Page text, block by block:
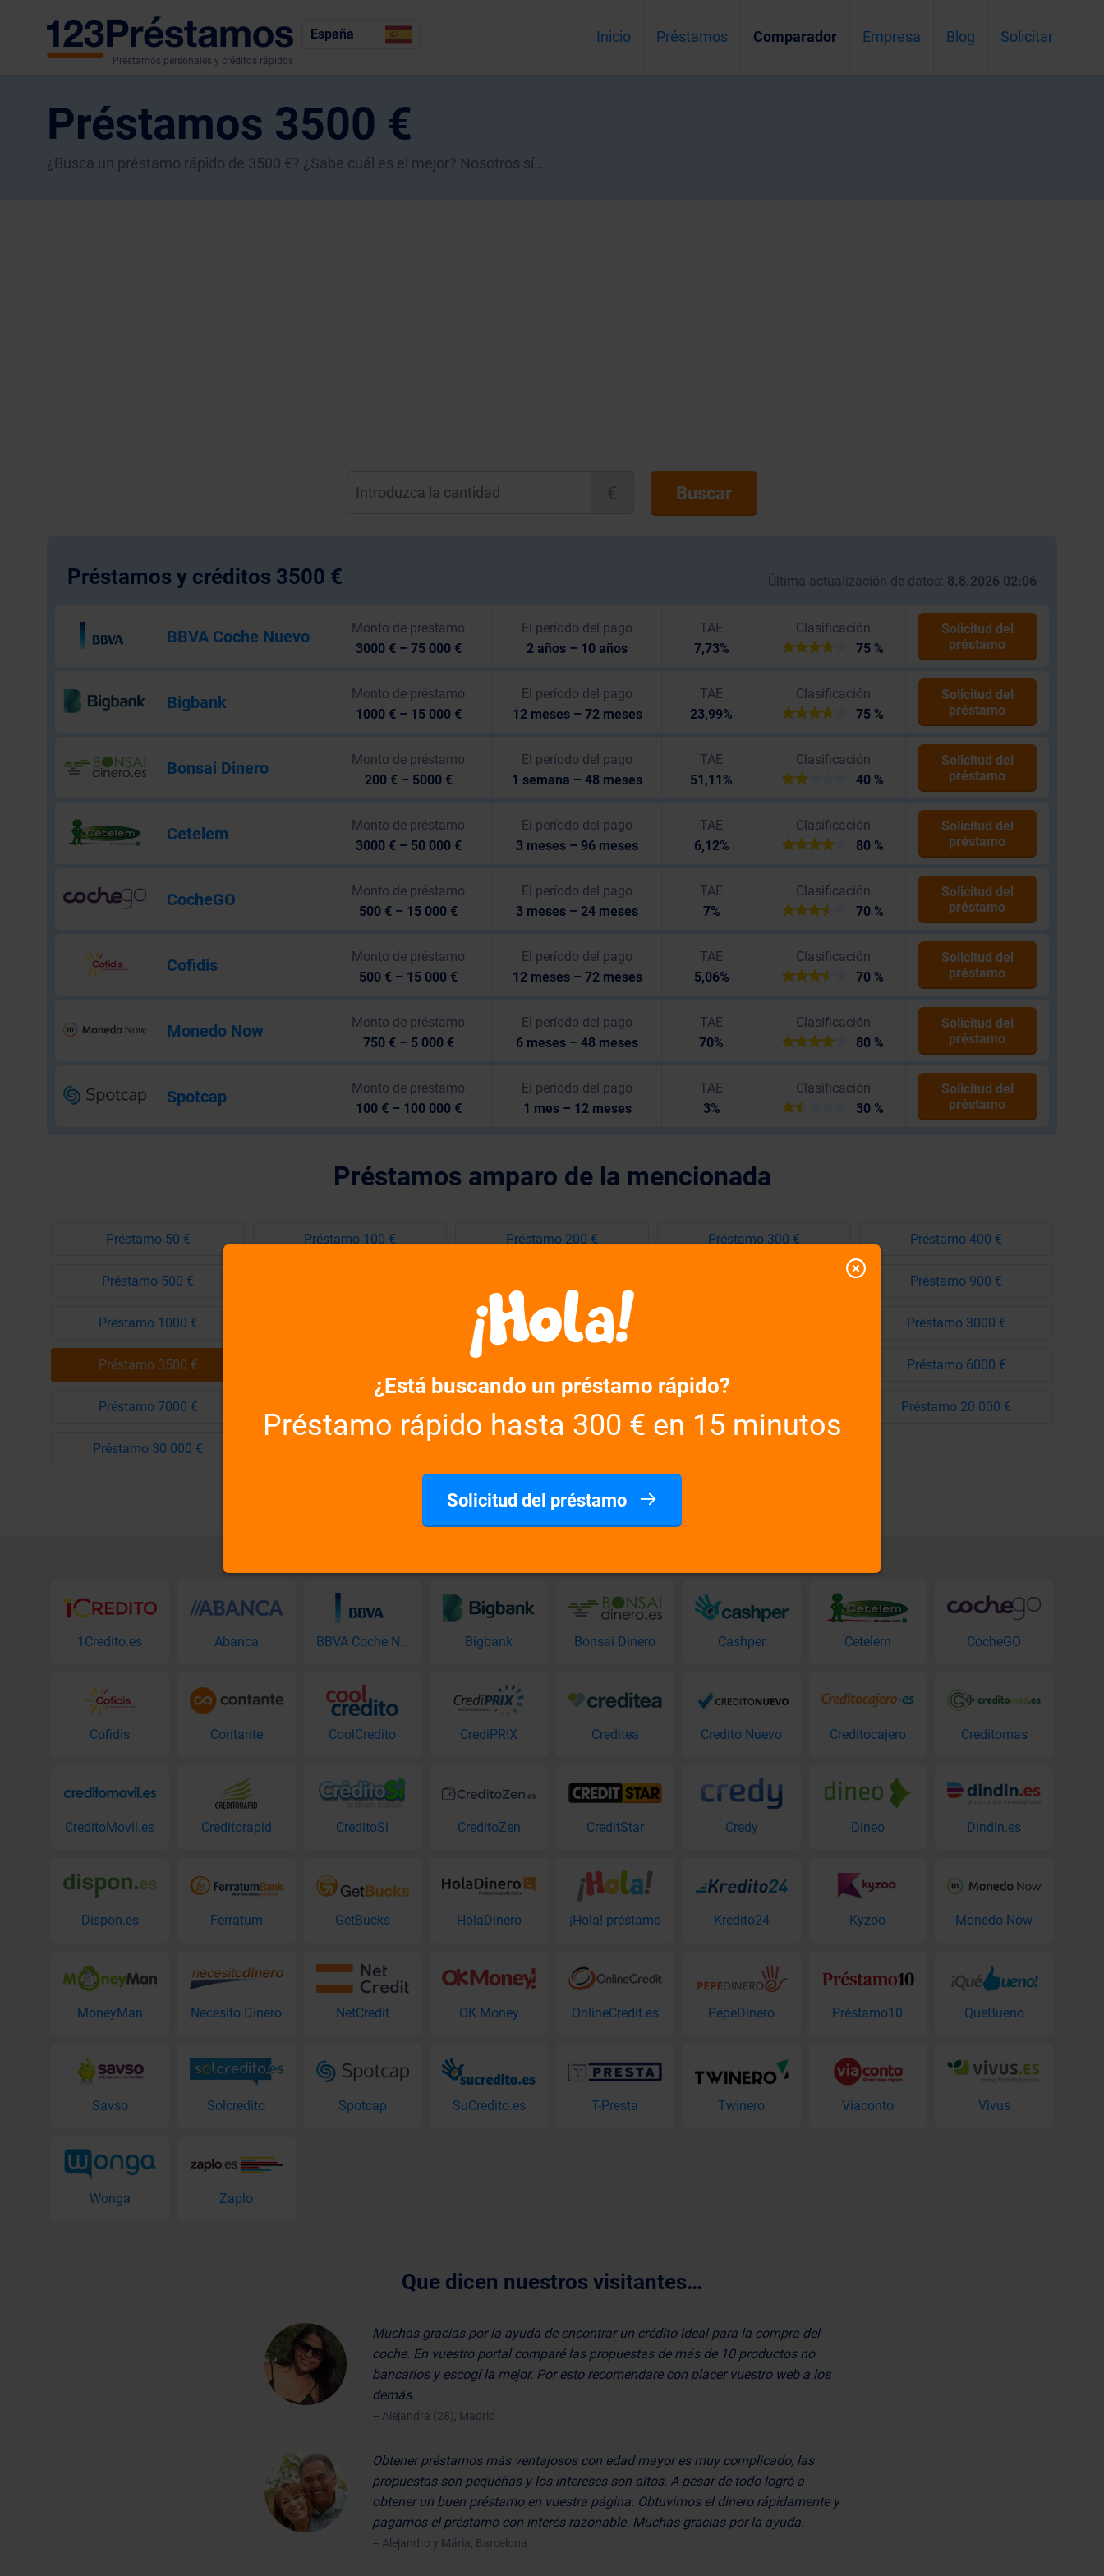
¿Está buscando un préstamo rápido?
Préstamo rápido hasta 300 € en 15 minutos
Solicitud del préstamo
Préstamos personales y créditos rápidos
España Inicio Préstamos Comparador Empresa Blog Solicitar
Préstamos 3500 €
¿Busca un préstamo rápido de 3500 €? ¿Sabe cuál es el mejor? Nosotros sí…
Buscar
Préstamos y créditos 3500 € Última actualización de datos: 8.8.2026 02:06
BBVA Coche Nuevo
Monto de préstamo
3000 € – 75 000 €
El período del pago
2 años – 10 años
TAE
7,73%
Clasificación
75 %
Solicitud del
préstamo
Bigbank
Monto de préstamo
1000 € – 15 000 €
El período del pago
12 meses – 72 meses
TAE
23,99%
Clasificación
75 %
Solicitud del
préstamo
Bonsai Dinero
Monto de préstamo
200 € – 5000 €
El período del pago
1 semana – 48 meses
TAE
51,11%
Clasificación
40 %
Solicitud del
préstamo
Cetelem
Monto de préstamo
3000 € – 50 000 €
El período del pago
3 meses – 96 meses
TAE
6,12%
Clasificación
80 %
Solicitud del
préstamo
CocheGO
Monto de préstamo
500 € – 15 000 €
El período del pago
3 meses – 24 meses
TAE
7%
Clasificación
70 %
Solicitud del
préstamo
Cofidis
Monto de préstamo
500 € – 15 000 €
El período del pago
12 meses – 72 meses
TAE
5,06%
Clasificación
70 %
Solicitud del
préstamo
Monedo Now
Monto de préstamo
750 € – 5 000 €
El período del pago
6 meses – 48 meses
TAE
70%
Clasificación
80 %
Solicitud del
préstamo
Spotcap
Monto de préstamo
100 € – 100 000 €
El período del pago
1 mes – 12 meses
TAE
3%
Clasificación
30 %
Solicitud del
préstamo
Préstamos amparo de la mencionada
Préstamo 50 € Préstamo 100 € Préstamo 200 € Préstamo 300 € Préstamo 400 €
Préstamo 500 € Préstamo 900 €
Préstamo 1000 € Préstamo 2000 € Préstamo 3000 €
Préstamo 3500 € Préstamo 6000 €
Préstamo 7000 € Préstamo 20 000 €
Préstamo 30 000 €
1Credito.es Abanca BBVA Coche Nuevo Bigbank Bonsai Dinero Cashper Cetelem CocheGO
Cofidis Contante CoolCredito CrediPRIX Creditea Credito Nuevo Creditocajero Creditomas
CreditoMovil.es Creditorapid CreditoSi CreditoZen CreditStar Credy Dineo Dindin.es
Dispon.es Ferratum GetBucks HolaDinero ¡Hola! préstamo Kredito24 Kyzoo Monedo Now
MoneyMan Necesito Dinero NetCredit OK Money OnlineCredit.es PepeDinero Préstamo10 QueBueno
Savso Solcredito Spotcap SuCredito.es T-Presta Twinero Viaconto Vivus
Wonga Zaplo
Que dicen nuestros visitantes…
Muchas gracias por la ayuda de encontrar un crédito ideal para la compra del
coche. En vuestro portal comparé las propuestas de más de 10 productos no
bancarios y escogí la mejor. Por esto recomendare con placer vuestro web a los
demás.
– Alejandra (28), Madrid
Obtener préstamos más ventajosos con edad mayor es muy complicado, las
propuestas son pequeñas y los intereses son altos. A pesar de todo logró a
obtener un buen préstamo en vuestra página. Obtuvimos el dinero rápidamente y
pagamos el préstamo con interés razonable. Muchas gracias por la ayuda.
– Alejandro y Mária, Barcelona